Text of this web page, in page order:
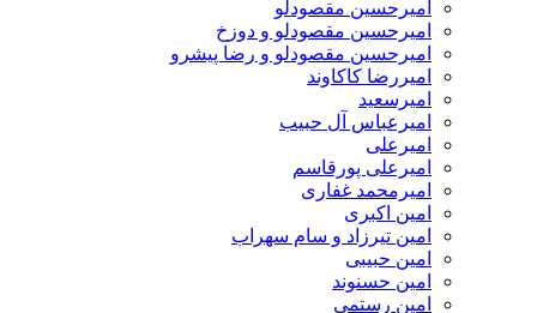
امیرحسین مقصودلو
امیرحسین مقصودلو و دوزخ
امیرحسین مقصودلو و رضا پیشرو
امیررضا کاکاوند
امیرسعید
امیرعباس آل حبیب
امیرعلی
امیرعلی پورقاسم
امیرمحمد غفاری
امین اکبری
امین تیرزاد و سام سهراب
امین حبیبی
امین حسنوند
امین رستمی